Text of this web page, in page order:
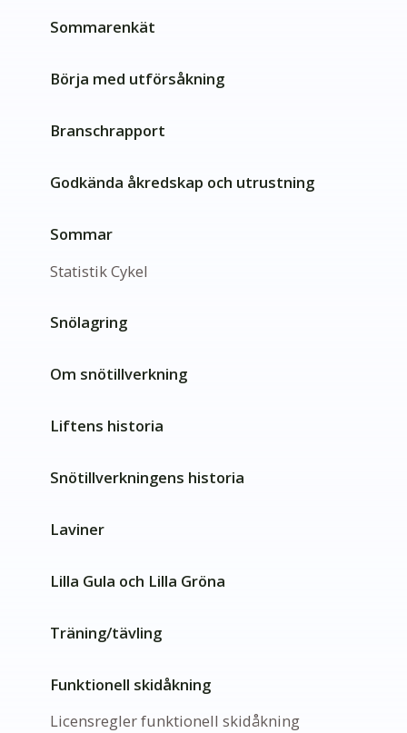
Sommarenkät
Börja med utförsåkning
Branschrapport
Godkända åkredskap och utrustning
Sommar
Statistik Cykel
Snölagring
Om snötillverkning
Liftens historia
Snötillverkningens historia
Laviner
Lilla Gula och Lilla Gröna
Träning/tävling
Funktionell skidåkning
Licensregler funktionell skidåkning